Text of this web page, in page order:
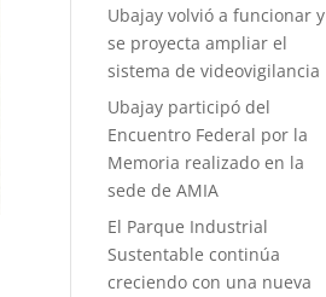
Ubajay volvió a funcionar y
se proyecta ampliar el
sistema de videovigilancia
Ubajay participó del
Encuentro Federal por la
Memoria realizado en la
sede de AMIA
El Parque Industrial
Sustentable continúa
creciendo con una nueva